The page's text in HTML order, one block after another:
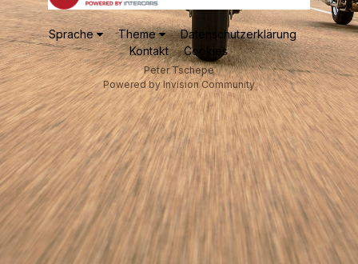
Sprache Theme
Datenschutzerklärung
Kontakt
Cookies
Peter Tschepe
Powered by Invision Community